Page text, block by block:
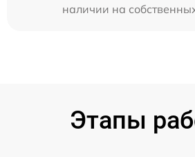
наличии на
Этапы